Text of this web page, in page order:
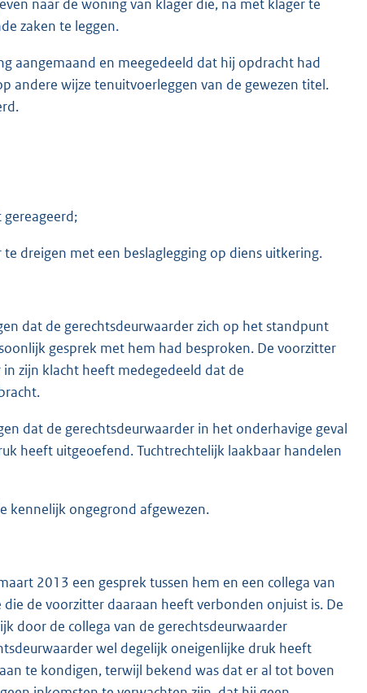
naar de woning van klager die, na met klager te
zaken te leggen.
en meegedeeld dat hij opdracht had
andere wijze tenuitvoerleggen van de gewezen titel.
dreigen met een beslaglegging op diens uitkering.
dat de gerechtsdeurwaarder zich op het standpunt
gesprek met hem had besproken. De voorzitter
zijn klacht heeft medegedeeld dat de
dat de gerechtsdeurwaarder in het onderhavige geval
heeft uitgeoefend. Tuchtrechtelijk laakbaar handelen
kennelijk ongegrond afgewezen.
2013 een gesprek tussen hem en een collega van
de voorzitter daaraan heeft verbonden onjuist is. De
door de collega van de gerechtsdeurwaarder
wel degelijk oneigenlijke druk heeft
te kondigen, terwijl bekend was dat er al tot boven